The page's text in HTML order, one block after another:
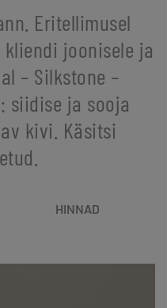
Eritellimusel
joonisele ja
– Silkstone –
siidise ja sooja
kivi. Käsitsi
HINNAD